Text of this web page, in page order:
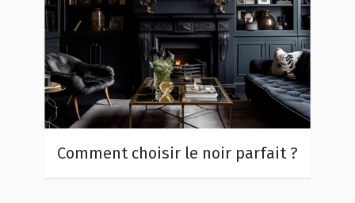
Comment choisir le noir parfait ?